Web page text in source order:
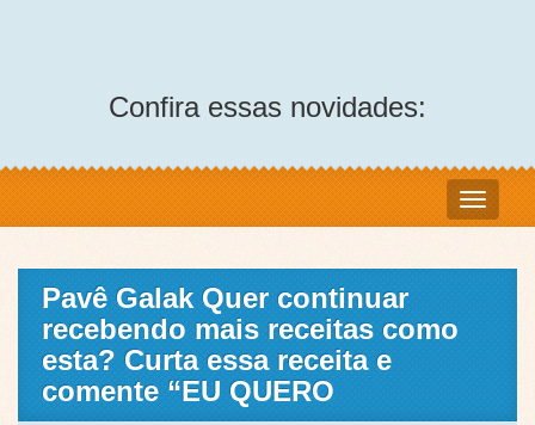
Confira essas novidades:
Pavê Galak Quer continuar
recebendo mais receitas como
esta? Curta essa receita e
comente “EU QUERO